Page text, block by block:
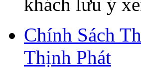
Chính Sách
Thịnh Phát